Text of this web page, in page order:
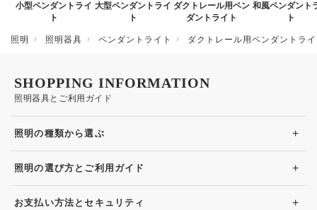
小型ペンダントライ
ト
大型ペンダントライ
ト
ダクトレール用ペン
ダントライト
和風ペンダント
ト
照明 照明器具 ペンダントライト ダクトレール用ペンダントラ
照明器具とご利用ガイド
SHOPPING INFORMATION
照明の種類から選ぶ +
照明の選び方とご利用ガイド +
お支払い方法とセキュリティ +